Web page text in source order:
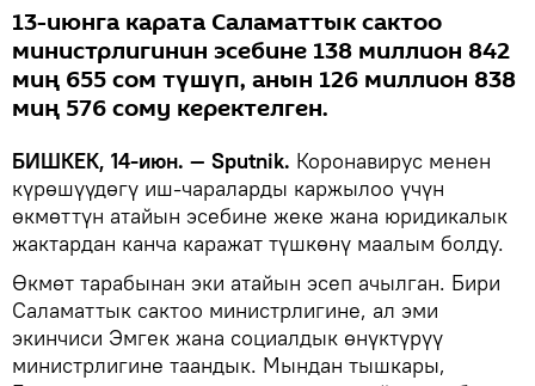
13-июнга карата Саламаттык сактоо
министрлигинин эсебине 138 миллион 842
миң 655 сом түшүп, анын 126 миллион 838
миң 576 сому керектелген.
БИШКЕК, 14-июн. — Sputnik. Коронавирус менен
күрөшүүдөгү иш-чараларды каржылоо үчүн
өкмөттүн атайын эсебине жеке жана юридикалык
жактардан канча каражат түшкөнү маалым болду.
Өкмөт тарабынан эки атайын эсеп ачылган. Бири
Саламаттык сактоо министрлигине, ал эми
экинчиси Эмгек жана социалдык өнүктүрүү
министрлигине таандык. Мындан тышкары,